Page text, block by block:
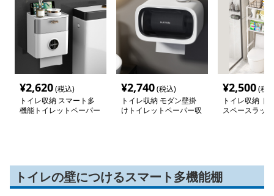
¥2,620(税込)
トイレ収納 スマート多
機能トイレットペーパー
¥2,740(税込)
トイレ収納 モダン壁掛
けトイレットペーパー収
¥2,500(税
トイレ収納 ト
スペースラック
トイレの壁につけるスマート多機能棚